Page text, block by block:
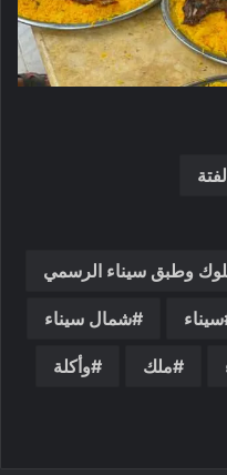
وطبق سيناء الرسمي
سيناء شمال سيناء
ملك وأكلة